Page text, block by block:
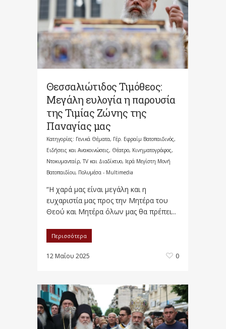
Θεσσαλιώτιδος Τιμόθεος:
Μεγάλη ευλογία η παρουσία
της Τιμίας Ζώνης της
Παναγίας μας
Κατηγορίες: Γενικά Θέματα, Γέρ. Εφραίμ Βατοπαιδινός,
Ειδήσεις και Ανακοινώσεις, Θέατρο, Κινηματογράφος,
Ντοκυμανταίρ, TV και Διαδίκτυο, Ιερά Μεγίστη Μονή
Βατοπαιδίου, Πολυμέσα - Multimedia
“Η χαρά μας είναι μεγάλη και η
ευχαριστία μας προς την Μητέρα του
Θεού και Μητέρα όλων μας θα πρέπει...
Περισσότερα
12 Μαΐου 2025 0